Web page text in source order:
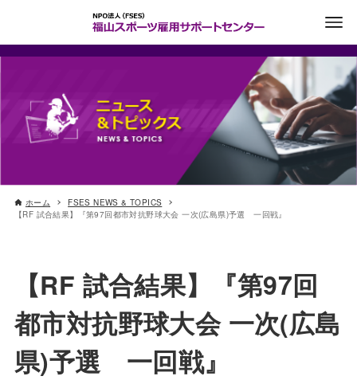
ホーム
FSES NEWS & TOPICS
【RF 試合結果】『第97回都市対抗野球大会 一次(広島県)予選 一回戦』
【RF 試合結果】『第97回
都市対抗野球大会 一次(広島
県)予選 一回戦』